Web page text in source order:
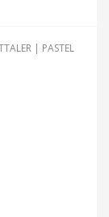
| PASTEL